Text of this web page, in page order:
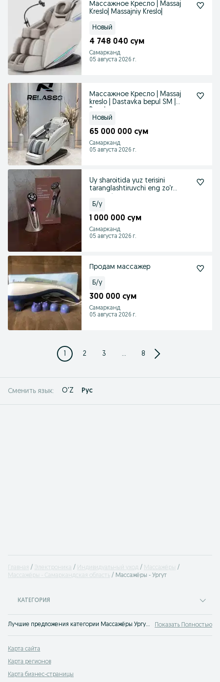
Массажное Кресло | Massaj
Kreslo| Massajniy Kreslo|
Новый
4 748 040 сум
Самарканд
05 августа 2026 г.
Массажное Кресло | Massaj
kreslo | Dastavka bepul SM |
Новый
65 000 000 сум
Самарканд
05 августа 2026 г.
Uy sharoitida yuz terisini
taranglashtiruvchi eng zo'r
Б/у
1 000 000 сум
Самарканд
05 августа 2026 г.
Продам массажер
Б/у
300 000 сум
Самарканд
05 августа 2026 г.
1 2 3 ... 8
Сменить язык: O'Z Рус
Главная Электроника Индивидуальный уход
Массажёры
Массажёры - Самаркандская область
Массажёры - Ургут
КАТЕГОРИЯ
Лучшие предложения категории Массажёры Ургут. Большой выбор товаров и услуг по выгодным ценам на OLX! Множество предложений на OLX.uz! Показать Полностью
Карта сайта
Карта регионов
Карта бизнес-страницы